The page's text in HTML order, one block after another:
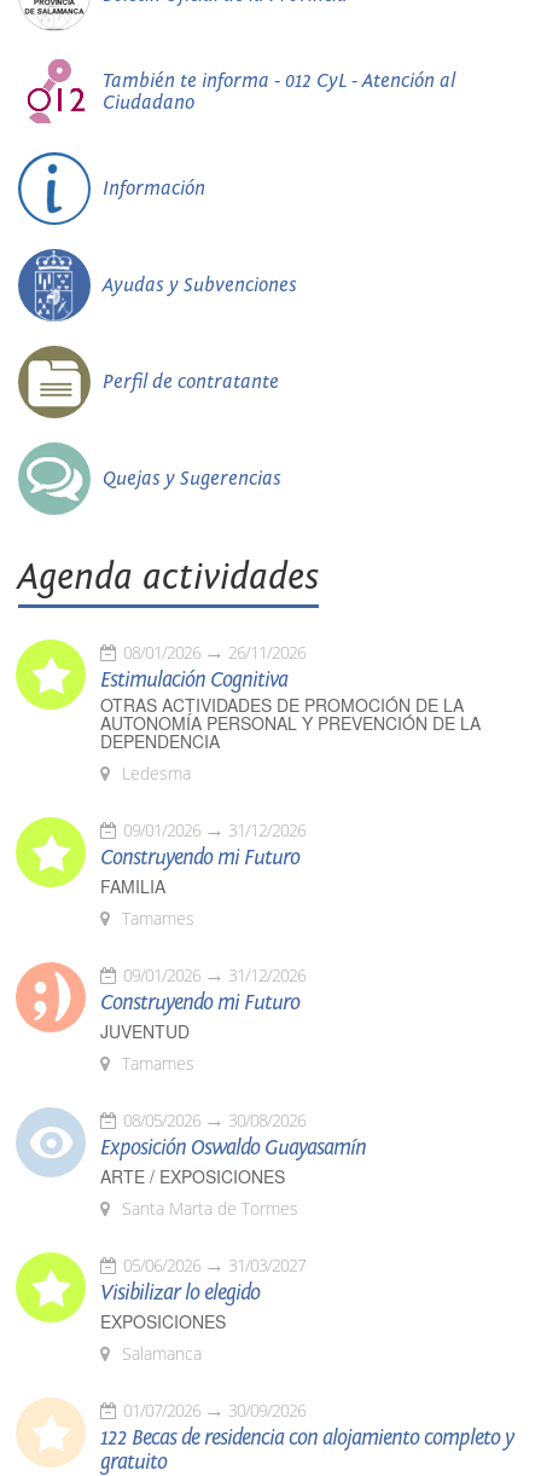
También te informa - 012 CyL - Atención al
Ciudadano
Información
Ayudas y Subvenciones
Perfil de contratante
Quejas y Sugerencias
Agenda actividades
08/01/2026 26/11/2026
Estimulación Cognitiva
OTRAS ACTIVIDADES DE PROMOCIÓN DE LA
AUTONOMÍA PERSONAL Y PREVENCIÓN DE LA
DEPENDENCIA
Ledesma
09/01/2026 31/12/2026
Construyendo mi Futuro
FAMILIA
Tamames
09/01/2026 31/12/2026
Construyendo mi Futuro
JUVENTUD
Tamames
08/05/2026 30/08/2026
Exposición Oswaldo Guayasamín
ARTE / EXPOSICIONES
Santa Marta de Tormes
05/06/2026 31/03/2027
Visibilizar lo elegido
EXPOSICIONES
Salamanca
01/07/2026 30/09/2026
122 Becas de residencia con alojamiento completo y
gratuito